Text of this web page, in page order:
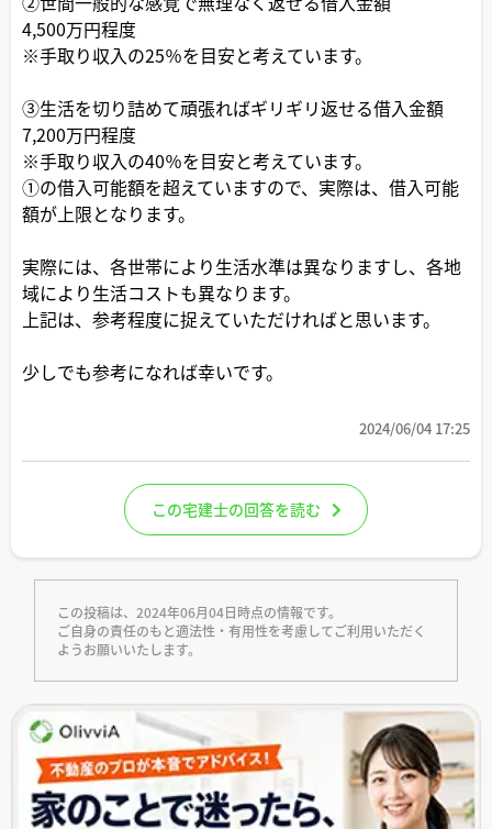
4,500万円程度
※手取り収入の25％を目安と考えています。
③生活を切り詰めて頑張ればギリギリ返せる借入金額
7,200万円程度
※手取り収入の40％を目安と考えています。
①の借入可能額を超えていますので、実際は、借入可能
額が上限となります。
実際には、各世帯により生活水準は異なりますし、各地
域により生活コストも異なります。
上記は、参考程度に捉えていただければと思います。
少しでも参考になれば幸いです。
2024/06/04 17:25
この宅建士の回答を読む
この投稿は、2024年06月04日時点の情報です。
ご自身の責任のもと適法性・有用性を考慮してご利用いただく
ようお願いいたします。